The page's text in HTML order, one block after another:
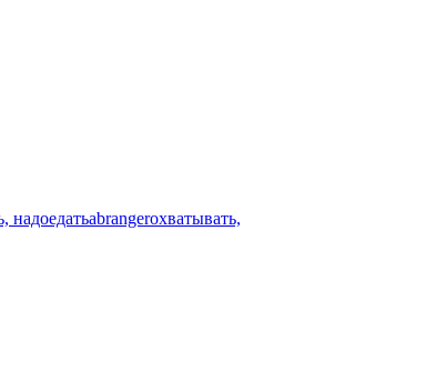
надоедатьabrangerохватывать,